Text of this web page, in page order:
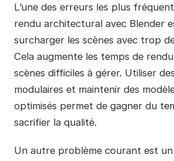
L’une des erreurs les plus
rendu architectural avec Blender
surcharger les scènes avec trop
Cela augmente les temps de
scènes difficiles à gérer. Utiliser
modulaires et maintenir des
optimisés permet de gagner du
sacrifier la qualité.
Un autre problème courant est un